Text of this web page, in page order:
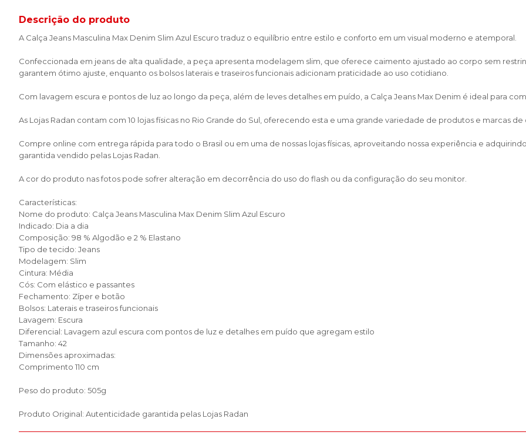
Descrição do produto
A Calça Jeans Masculina Max Denim Slim Azul Escuro traduz o equilíbrio entre estilo e conforto em um visual moderno e atemporal.
Confeccionada em jeans de alta qualidade, a peça apresenta modelagem slim, que oferece caimento ajustado ao corpo sem
garantem ótimo ajuste, enquanto os bolsos laterais e traseiros funcionais adicionam praticidade ao uso cotidiano.
Com lavagem escura e pontos de luz ao longo da peça, além de leves detalhes em puído, a Calça Jeans Max Denim é ideal para
As Lojas Radan contam com 10 lojas físicas no Rio Grande do Sul, oferecendo esta e uma grande variedade de produtos e marcas
Compre online com entrega rápida para todo o Brasil ou em uma de nossas lojas físicas, aproveitando nossa experiência e
garantida vendido pelas Lojas Radan.
A cor do produto nas fotos pode sofrer alteração em decorrência do uso do flash ou da configuração do seu monitor.
Características:
Nome do produto: Calça Jeans Masculina Max Denim Slim Azul Escuro
Indicado: Dia a dia
Composição: 98 % Algodão e 2 % Elastano
Tipo de tecido: Jeans
Modelagem: Slim
Cintura: Média
Cós: Com elástico e passantes
Fechamento: Zíper e botão
Bolsos: Laterais e traseiros funcionais
Lavagem: Escura
Diferencial: Lavagem azul escura com pontos de luz e detalhes em puído que agregam estilo
Tamanho: 42
Dimensões aproximadas:
Comprimento 110 cm
Peso do produto: 505g
Produto Original: Autenticidade garantida pelas Lojas Radan